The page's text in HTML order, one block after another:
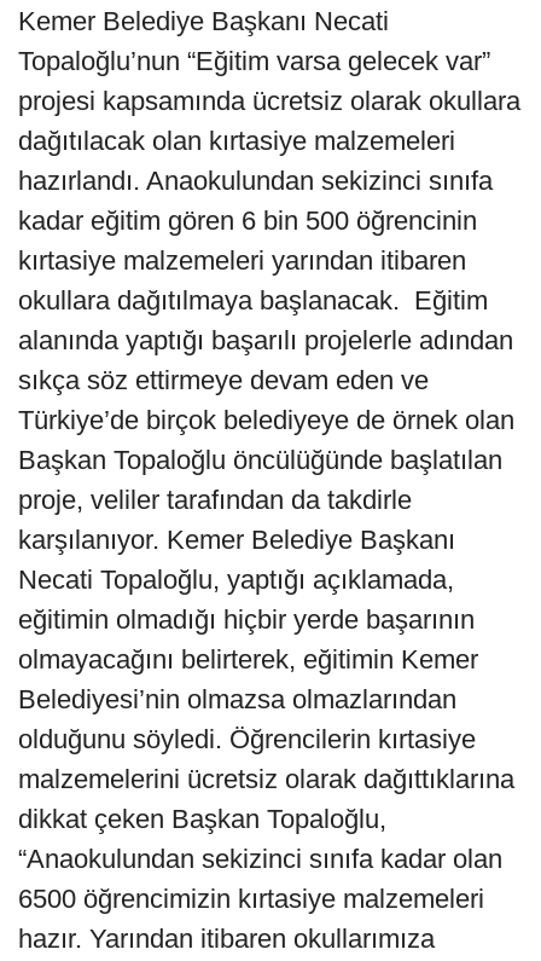
Kemer Belediye Başkanı Necati
Topaloğlu’nun “Eğitim varsa gelecek var”
projesi kapsamında ücretsiz olarak okullara
dağıtılacak olan kırtasiye malzemeleri
hazırlandı. Anaokulundan sekizinci sınıfa
kadar eğitim gören 6 bin 500 öğrencinin
kırtasiye malzemeleri yarından itibaren
okullara dağıtılmaya başlanacak. Eğitim
alanında yaptığı başarılı projelerle adından
sıkça söz ettirmeye devam eden ve
Türkiye’de birçok belediyeye de örnek olan
Başkan Topaloğlu öncülüğünde başlatılan
proje, veliler tarafından da takdirle
karşılanıyor. Kemer Belediye Başkanı
Necati Topaloğlu, yaptığı açıklamada,
eğitimin olmadığı hiçbir yerde başarının
olmayacağını belirterek, eğitimin Kemer
Belediyesi’nin olmazsa olmazlarından
olduğunu söyledi. Öğrencilerin kırtasiye
malzemelerini ücretsiz olarak dağıttıklarına
dikkat çeken Başkan Topaloğlu,
“Anaokulundan sekizinci sınıfa kadar olan
6500 öğrencimizin kırtasiye malzemeleri
hazır. Yarından itibaren okullarımıza